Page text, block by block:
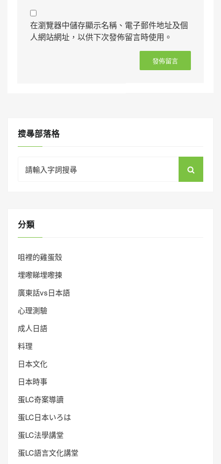
在瀏覽器中儲存顯示名稱、電子郵件地址及個
人網站網址，以供下次發佈留言時使用。
搜㝷部落格
for:
分類
咀裡的雞蛋殼
埋嚟睇埋嚟揀
廣東話vs日本語
心理測驗
成人日語
料理
日本文化
日本時事
蛋LC奇案導讀
蛋LC日本いろは
蛋LC法學講堂
蛋LC語言文化講堂